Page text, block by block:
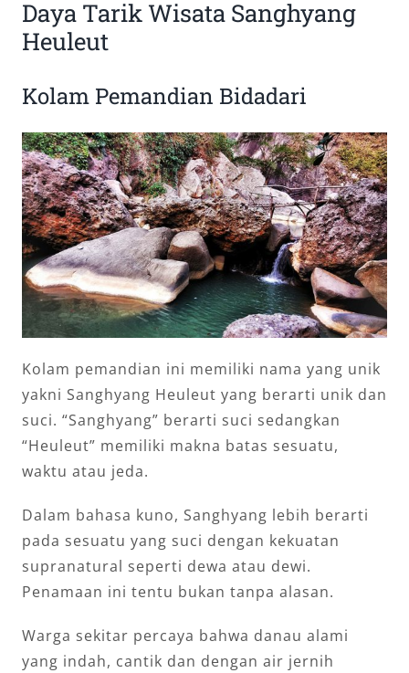
Daya Tarik Wisata Sanghyang
Heuleut
Kolam Pemandian Bidadari
Kolam pemandian ini memiliki nama yang unik
yakni Sanghyang Heuleut yang berarti unik dan
suci. “Sanghyang” berarti suci sedangkan
“Heuleut” memiliki makna batas sesuatu,
waktu atau jeda.
Dalam bahasa kuno, Sanghyang lebih berarti
pada sesuatu yang suci dengan kekuatan
supranatural seperti dewa atau dewi.
Penamaan ini tentu bukan tanpa alasan.
Warga sekitar percaya bahwa danau alami
yang indah, cantik dan dengan air jernih